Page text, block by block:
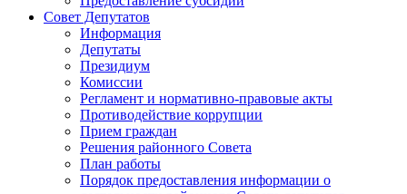
Совет Депутатов
Информация
Депутаты
Президиум
Комиссии
Регламент и нормативно-правовые акты
Противодействие коррупции
Прием граждан
Решения районного Совета
План работы
Порядок предоставления информации о